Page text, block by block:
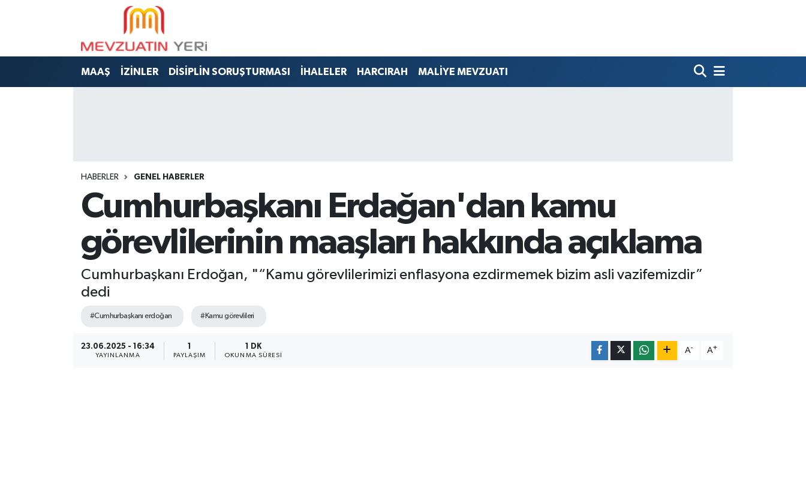
MAAŞ İZİNLER DİSİPLİN SORUŞTURMASI İHALELER HARCIRAH MALİYE MEVZUATI
HABERLER GENEL HABERLER
Cumhurbaşkanı Erdağan'dan kamu
görevlilerinin maaşları hakkında açıklama
Cumhurbaşkanı Erdoğan, "“Kamu görevlilerimizi enflasyona ezdirmemek bizim asli vazifemizdir”
dedi
#Cumhurbaşkanı erdoğan #Kamu görevlileri
23.06.2025 - 16:34
YAYINLANMA
1
PAYLAŞIM
1 DK
OKUNMA SÜRESI
A- A+